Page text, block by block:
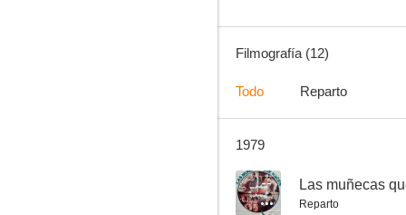
Filmografía (12)
Todo Reparto
1979
-- Las muñecas
Reparto